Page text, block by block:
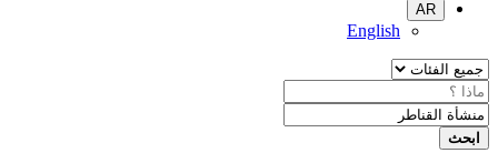
AR
English
ابحث